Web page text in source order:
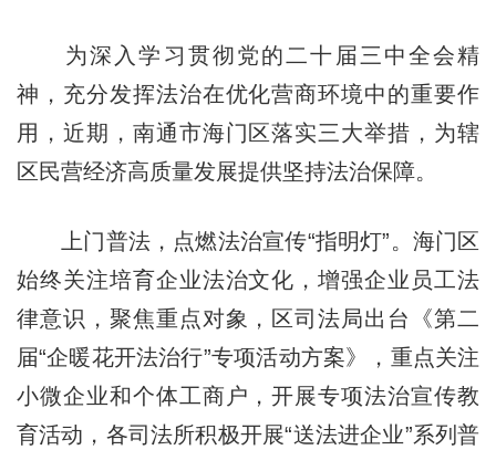
为深入学习贯彻党的二十届三中全会精
神，充分发挥法治在优化营商环境中的重要作
用，近期，南通市海门区落实三大举措，为辖
区民营经济高质量发展提供坚持法治保障。
上门普法，点燃法治宣传“指明灯”。海门区
始终关注培育企业法治文化，增强企业员工法
律意识，聚焦重点对象，区司法局出台《第二
届“企暖花开法治行”专项活动方案》，重点关注
小微企业和个体工商户，开展专项法治宣传教
育活动，各司法所积极开展“送法进企业”系列普